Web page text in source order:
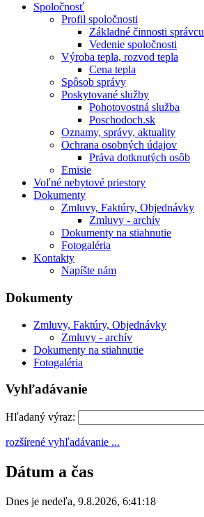
Spoločnosť
Profil spoločnosti
Základné činnosti správcu
Vedenie spoločnosti
Výroba tepla, rozvod tepla
Cena tepla
Spôsob správy
Poskytované služby
Pohotovostná služba
Poschodoch.sk
Oznamy, správy, aktuality
Ochrana osobných údajov
Práva dotknutých osôb
Emisie
Voľné nebytové priestory
Dokumenty
Zmluvy, Faktúry, Objednávky
Zmluvy - archív
Dokumenty na stiahnutie
Fotogaléria
Kontakty
Napíšte nám
Dokumenty
Zmluvy, Faktúry, Objednávky
Zmluvy - archív
Dokumenty na stiahnutie
Fotogaléria
Vyhľadávanie
Hľadaný výraz:
rozšírené vyhľadávanie ...
Dátum a čas
Dnes je nedeľa, 9.8.2026, 6:41:18